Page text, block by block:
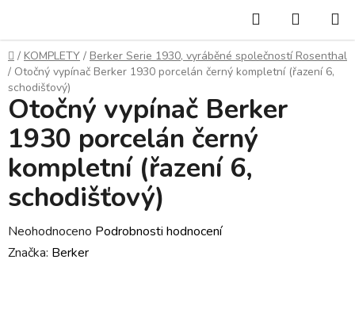
obsah
Hledat
KOŠÍK
Domů
/ KOMPLETY / Berker Serie 1930, vyráběné společností Rosenthal
/ Otočný vypínač Berker 1930 porcelán černý kompletní (řazení 6,
schodišťový)
Otočný vypínač Berker
1930 porcelán černý
kompletní (řazení 6,
schodišťový)
Průměrné
hodnocení
Neohodnoceno Podrobnosti hodnocení
Značka: Berker